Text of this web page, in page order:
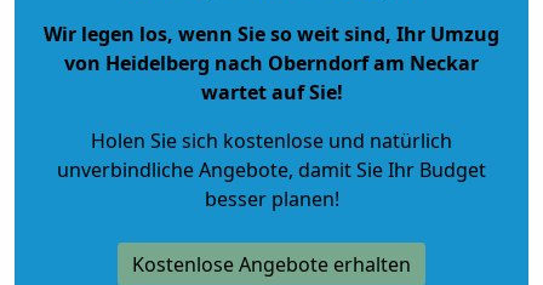
Wir legen los, wenn Sie so weit sind, Ihr Umzug
von Heidelberg nach Oberndorf am Neckar
wartet auf Sie!
Holen Sie sich kostenlose und natürlich
unverbindliche Angebote, damit Sie Ihr Budget
besser planen!
Kostenlose Angebote erhalten